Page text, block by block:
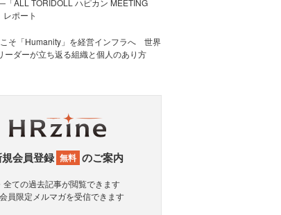
ALL TORIDOLL ハピカン MEETING
ポート
そ「Humanity」を経営インフラへ 世界
ーダーが立ち返る組織と個人のあり方
会員登録 無料 のご案内
全ての過去記事が閲覧できます
会員限定メルマガを受信できます